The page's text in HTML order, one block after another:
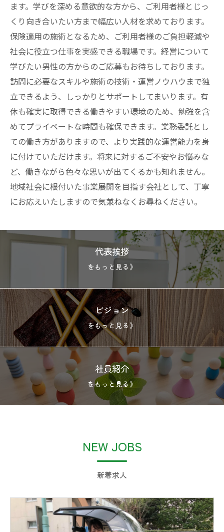
ます。学びを深める意欲的な方から、ご利用者様とじっ
くり向き合いたい方まで幅広い人材を求めております。
保険適用の施術となるため、ご利用者様のご負担軽減や
社会に役立つ仕事を実感できる職場です。経営について
学びたい男性の方からのご応募もお待ちしております。
訪問に必要なスキルや施術の技術・運営ノウハウまで独
立できるよう、しっかりとサポートしてまいります。有
休も確実に取得できる働きやすい環境のため、勉強を含
めてプライベートな時間も確保できます。業務委託とし
ての働き方がありますので、より実践的な運営能力を身
に付けていただけます。将来に対するご不安やお悩みな
ど、働きながら色々な思いが出てくるかも知れません。
地域社会に根付いた事業展開を目指す会社として、丁寧
にお応えいたしますので気兼ねなくお尋ねください。
代表挨拶
をもっと見る》
ビジョン
をもっと見る》
社員紹介
をもっと見る》
新着求人
NEW JOBS